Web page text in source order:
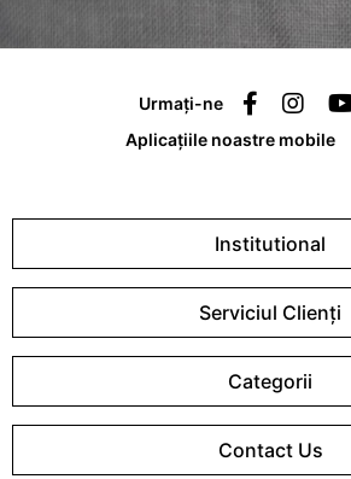
Urmați-ne
Aplicațiile noastre mobile
Institutional
Serviciul Clienți
Categorii
Contact Us